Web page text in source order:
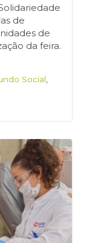
de
de
da feira.
Social